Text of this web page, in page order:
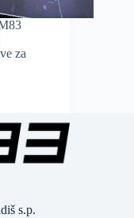
za
s.p.